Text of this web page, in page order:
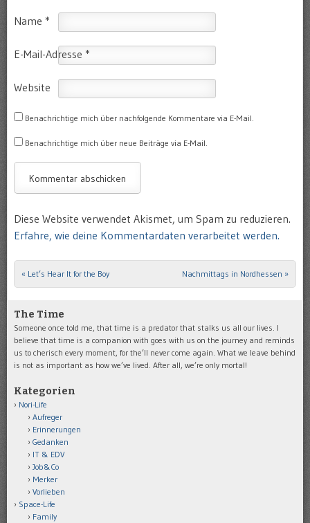
Name *
E-Mail-Adresse *
Website
Benachrichtige mich über nachfolgende Kommentare via E-Mail.
Benachrichtige mich über neue Beiträge via E-Mail.
Diese Website verwendet Akismet, um Spam zu reduzieren.
Erfahre, wie deine Kommentardaten verarbeitet werden.
Post navigation
« Let’s Hear It for the Boy Nachmittags in Nordhessen »
The Time
Someone once told me, that time is a predator that stalks us all our lives. I
believe that time is a companion with goes with us on the journey and reminds
us to cherisch every moment, for the’ll never come again. What we leave behind
is not as important as how we’ve lived. After all, we’re only mortal!
Kategorien
Nori-Life
Aufreger
Erinnerungen
Gedanken
IT & EDV
Job&Co
Merker
Vorlieben
Space-Life
Family